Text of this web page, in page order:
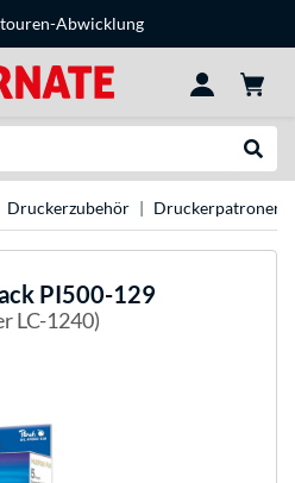
Abwicklung
Druckerzubehör Druckerpatronen
PI500-129
LC-1240)